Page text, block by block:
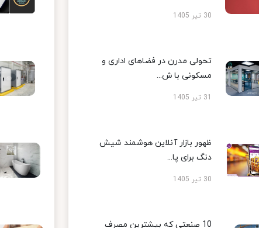
30 تیر 1405
تحولی مدرن در فضاهای اداری و
مسکونی با ش...
31 تیر 1405
ظهور بازار آنلاین هوشمند شیش
دنگ برای پا...
30 تیر 1405
10 صنعتی که بیشترین مصرف